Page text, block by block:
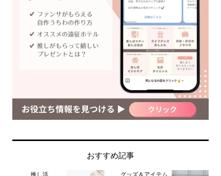
おすすめ記事
推し活 グッズ＆アイテム